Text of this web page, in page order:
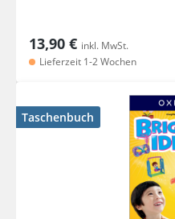
13,90 € inkl. MwSt.
Lieferzeit 1-2 Wochen
Taschenbuch